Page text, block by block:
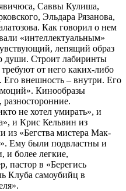
Саввы Кулиша,
Эльдара Рязанова,
Как говорил о нем
«интеллектуальным»
лепящий образ
души. Строит лабиринты
от него каких-либо
Его внешность – внутри. Его
Кинообразы
не хотел умирать», и
и Крис Кельвин из
из «Бегства мистера Мак-
Ему были подвластны и
и более легкие,
пастор в «Берегись
Клуба самоубийц в